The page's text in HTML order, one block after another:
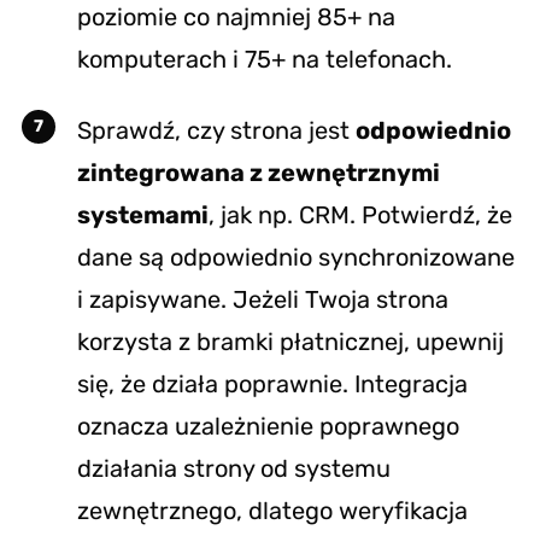
poziomie co najmniej 85+ na
komputerach i 75+ na telefonach.
Sprawdź, czy strona jest odpowiednio
zintegrowana z zewnętrznymi
systemami, jak np. CRM. Potwierdź, że
dane są odpowiednio synchronizowane
i zapisywane. Jeżeli Twoja strona
korzysta z bramki płatnicznej, upewnij
się, że działa poprawnie. Integracja
oznacza uzależnienie poprawnego
działania strony od systemu
zewnętrznego, dlatego weryfikacja